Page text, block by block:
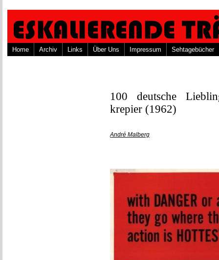
Home Archiv Links Über Uns Impressum Sehtagebücher
100 deutsche
krepier (1962)
André Malberg